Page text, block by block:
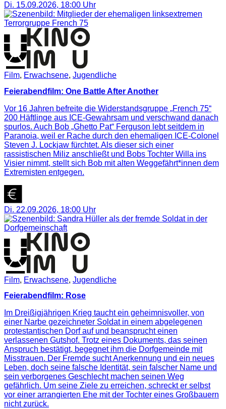
Di. 15.09.2026, 18:00 Uhr
Film, Erwachsene, Jugendliche
Feierabendfilm: One Battle After Another
Vor 16 Jahren befreite die Widerstandsgruppe „French 75“
200 Häftlinge aus ICE-Gewahrsam und verschwand danach
spurlos. Auch Bob „Ghetto Pat“ Ferguson lebt seitdem in
Paranoia, weil er Rache durch den ehemaligen ICE-Colonel
Steven J. Lockjaw fürchtet. Als dieser sich einer
rassistischen Miliz anschließt und Bobs Tochter Willa ins
Visier nimmt, stellt sich Bob mit alten Weggefährt*innen dem
Extremisten entgegen.
Di. 22.09.2026, 18:00 Uhr
Film, Erwachsene, Jugendliche
Feierabendfilm: Rose
Im Dreißigjährigen Krieg taucht ein geheimnisvoller, von
einer Narbe gezeichneter Soldat in einem abgelegenen
protestantischen Dorf auf und beansprucht einen
verlassenen Gutshof. Trotz eines Dokuments, das seinen
Anspruch bestätigt, begegnet ihm die Dorfgemeinde mit
Misstrauen. Der Fremde sucht Anerkennung und ein neues
Leben, doch seine falsche Identität, sein falscher Name und
sein verborgenes Geschlecht machen seinen Weg
gefährlich. Um seine Ziele zu erreichen, schreckt er selbst
vor einer arrangierten Ehe mit der Tochter eines Großbauern
nicht zurück.